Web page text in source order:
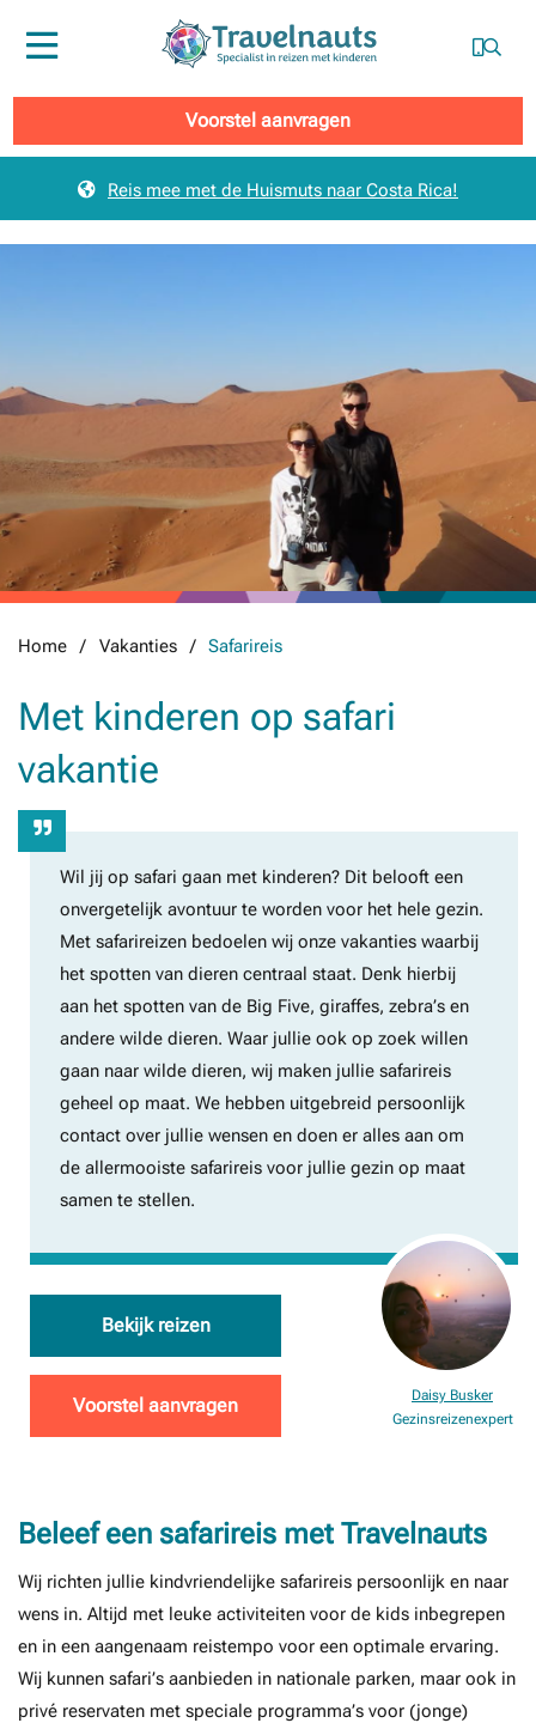
Voorstel aanvragen
Reis mee met de Huismuts naar Costa Rica!
Home Vakanties Safarireis
Met kinderen op safari
vakantie
Wil jij op safari gaan met kinderen? Dit belooft een
onvergetelijk avontuur te worden voor het hele gezin.
Met safarireizen bedoelen wij onze vakanties waarbij
het spotten van dieren centraal staat. Denk hierbij
aan het spotten van de Big Five, giraffes, zebra’s en
andere wilde dieren. Waar jullie ook op zoek willen
gaan naar wilde dieren, wij maken jullie safarireis
geheel op maat. We hebben uitgebreid persoonlijk
contact over jullie wensen en doen er alles aan om
de allermooiste safarireis voor jullie gezin op maat
samen te stellen.
Bekijk reizen
Voorstel aanvragen
Daisy Busker
Gezinsreizenexpert
Beleef een safarireis met Travelnauts
Wij richten jullie kindvriendelijke safarireis persoonlijk en naar
wens in. Altijd met leuke activiteiten voor de kids inbegrepen
en in een aangenaam reistempo voor een optimale ervaring.
Wij kunnen safari’s aanbieden in nationale parken, maar ook in
privé reservaten met speciale programma’s voor (jonge)